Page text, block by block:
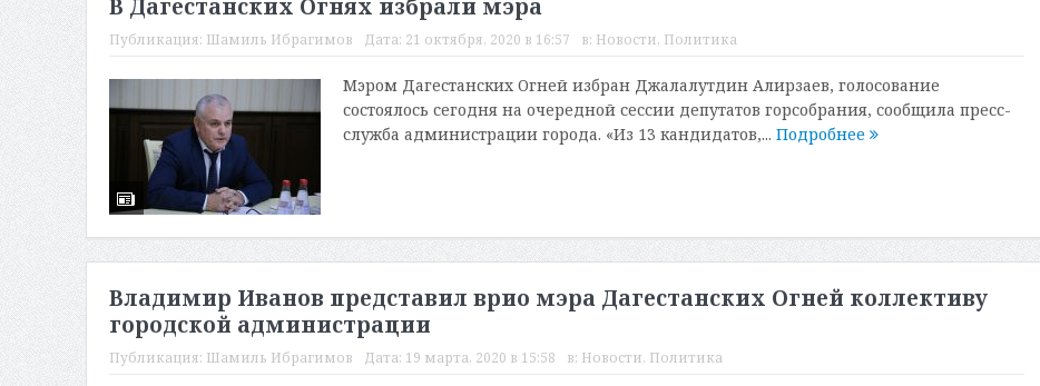
В Дагестанских Огнях избрали мэра
Публикация: Шамиль Ибрагимов Дата: 21 октября, 2020 в 16:57 в: Новости, Политика
Мэром Дагестанских Огней избран Джалалутдин Алирзаев, голосование
состоялось сегодня на очередной сессии депутатов горсобрания, сообщила пресс-
служба администрации города. «Из 13 кандидатов,... Подробнее
Владимир Иванов представил врио мэра Дагестанских Огней коллективу
городской администрации
Публикация: Шамиль Ибрагимов Дата: 19 марта, 2020 в 15:58 в: Новости, Политика